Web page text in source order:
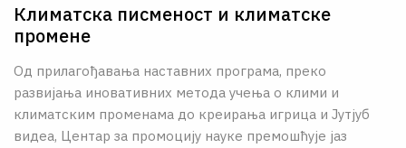
Климатска писменост и климатске
промене
Од прилагођавања наставних програма, преко
развијања иновативних метода учења о клими и
климатским променама до креирања игрица и Јутјуб
видеа, Центар за промоцију науке премошћује јаз